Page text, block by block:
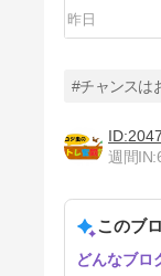
昨日
5日前
#チャンスは
週間IN:
このブ